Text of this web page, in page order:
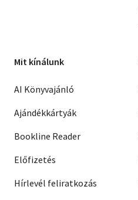
Mit kínálunk
AI Könyvajánló
Ajándékkártyák
Bookline Reader
Előfizetés
Hírlevél feliratkozás